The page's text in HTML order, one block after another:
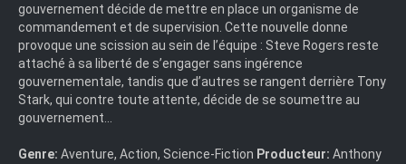
gouvernement décide de mettre en place un organisme de
commandement et de supervision. Cette nouvelle donne
provoque une scission au sein de l’équipe : Steve Rogers reste
attaché à sa liberté de s’engager sans ingérence
gouvernementale, tandis que d’autres se rangent derrière Tony
Stark, qui contre toute attente, décide de se soumettre au
gouvernement…
Genre: Aventure, Action, Science-Fiction Producteur: Anthony